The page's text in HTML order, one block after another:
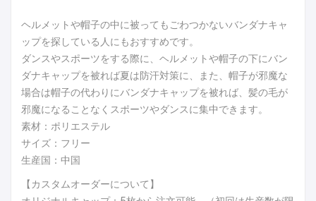
ヘルメットや帽子の中に被ってもごわつかないバンダナキャ
ップを探している人にもおすすめです。
ダンスやスポーツをする際に、ヘルメットや帽子の下にバン
ダナキャップを被れば夏は防汗対策に、また、帽子が邪魔な
場合は帽子の代わりにバンダナキャップを被れば、髪の毛が
邪魔になることなくスポーツやダンスに集中できます。
素材：ポリエステル
サイズ：フリー
生産国：中国
【カスタムオーダーについて】